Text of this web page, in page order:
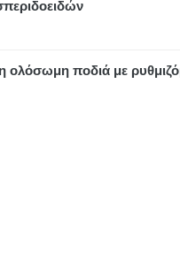
ολόσωμη ποδιά με